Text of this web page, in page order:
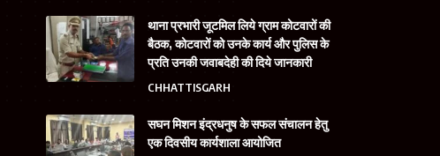
थाना प्रभारी जूटमिल लिये ग्राम कोटवारों की
बैठक, कोटवारों को उनके कार्य और पुलिस के
प्रति उनकी जवाबदेही की दिये जानकारी
CHHATTISGARH
सघन मिशन इंद्रधनुष के सफल संचालन हेतु
एक दिवसीय कार्यशाला आयोजित